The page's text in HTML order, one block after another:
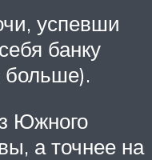
успевши
банку
больше).
Южного
а точнее на